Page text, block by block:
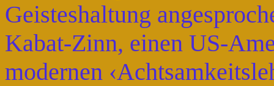
Geisteshaltung
Kabat-Zinn, einen US-
modernen